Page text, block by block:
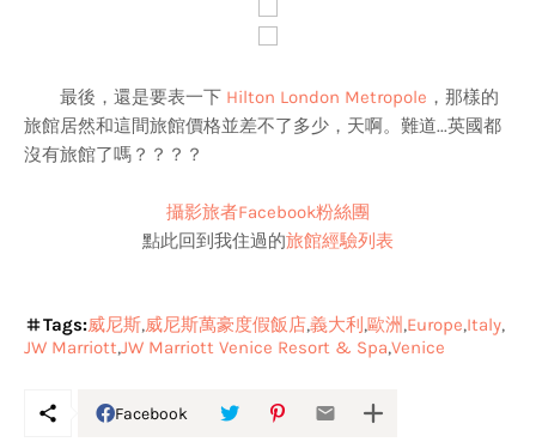
最後，還是要表一下 Hilton London Metropole ，那樣的
旅館居然和這間旅館價格並差不了多少，天啊。難道...英國都
沒有旅館了嗎？？？？
攝影旅者Facebook粉絲團
點此回到我住過的旅館經驗列表
Tags:威尼斯 威尼斯萬豪度假飯店義大利 歐洲 Europe Italy
JW MarriottJW Marriott Venice Resort & Spa Venice
Facebook